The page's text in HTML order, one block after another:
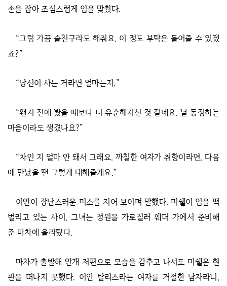
손을 잡아 조심스럽게 입을 맞췄다.
“그럼 가끔 술친구라도 해줘요. 이 정도 부탁은 들어줄 수 있겠
죠?”
“당신이 사는 거라면 얼마든지.”
“왠지 전에 봤을 때보다 더 유순해지신 것 같네요. 날 동정하는
마음이라도 생겼나요?”
“차인 지 얼마 안 돼서 그래요. 까칠한 여자가 취향이라면, 다음
에 만났을 땐 그렇게 대해줄게요.”
이안이 장난스러운 미소를 지어 보이며 말했다. 미쉘이 입을 떡
벌리고 있는 사이, 그녀는 정원을 가로질러 웨더 가에서 준비해
준 마차에 올라탔다.
마차가 출발해 안개 저편으로 모습을 감추고 나서도 미쉘은 현
관을 떠나지 못했다. 이안 탈리스라는 여자를 거절한 남자라니,